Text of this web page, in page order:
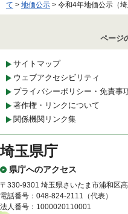
て > 地価公示 > 令和4年地価公示（
ページ
サイトマップ
ウェブアクセシビリティ
プライバシーポリシー・免責事
著作権・リンクについて
関係機関リンク集
埼玉県庁
県庁へのアクセス
〒330-9301 埼玉県さいたま市浦和区
電話番号：048-824-2111（代表）
法人番号：1000020110001